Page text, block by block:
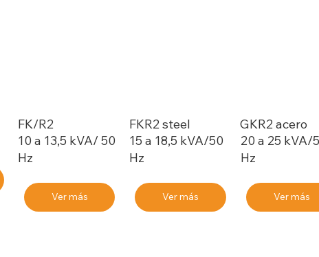
FK/R2
10 a 13,5 kVA/ 50
Hz
Ver más
FKR2 steel
15 a 18,5 kVA/50
Hz
Ver más
GKR2 acero
20 a 25 kVA/
Hz
Ver más